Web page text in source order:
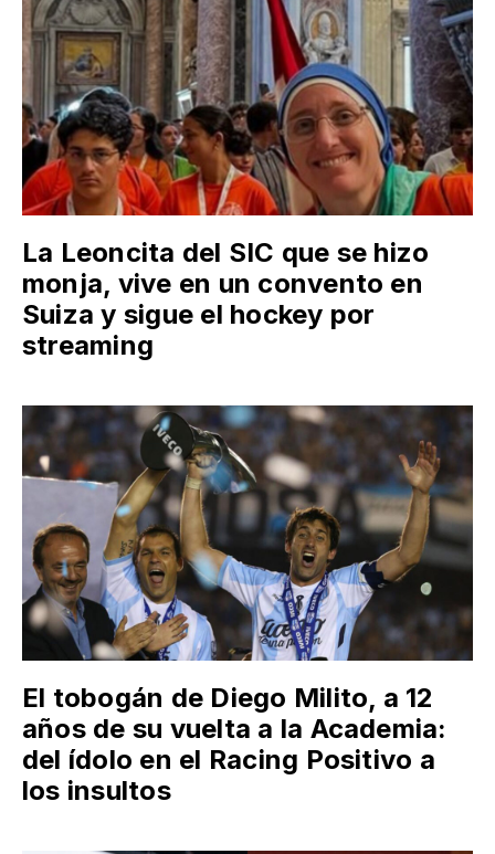
La Leoncita del SIC que se hizo
monja, vive en un convento en
Suiza y sigue el hockey por
streaming
El tobogán de Diego Milito, a 12
años de su vuelta a la Academia:
del ídolo en el Racing Positivo a
los insultos